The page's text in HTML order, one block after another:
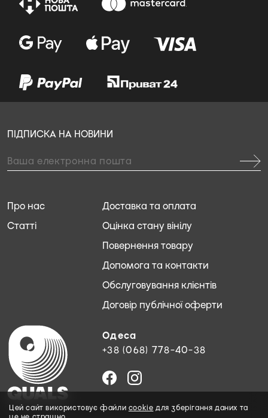
Одеса
+38 (068) 778-40-38
Доставка та оплата
Оцінка стану вінілу
Повернення товару
Допомога та контакти
Обслуговування клієнтів
Договір публічної оферти
Про нас
Статті
ПІДПИСКА НА НОВИНИ
Цей сайт використовує файли cookie для зберігання даних та